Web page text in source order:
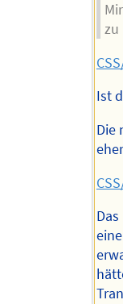
zu
Ist
Die